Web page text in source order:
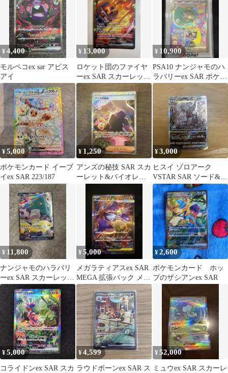
¥4,400
モルペコex sar アビス
アイ
¥ 13,000
ロケット団のファイヤ
ーex SAR スカーレット
&バイオレット 拡張パ
ック ロ…
¥ 10,900
PSA10 ナンジャモのハ
ラバリーex SAR ポケモ
ンカード
¥5,000
ポケモンカード イーブ
イex SAR 223/187
¥ 1,250
アンズの秘技 SAR スカ
ーレット&バイオレッ
ラスタル
¥3,000
ヒスイ ゾロアーク
VSTAR SAR ソード&シ
ールド ハイクラスパッ
ク VS…
¥ 11,800
ナンジャモのハラバリ
ーex SAR スカーレット
&バイオレット 拡張パ
ック バ…
¥5,000
メガラティアスex SAR
MEGA 拡張パック メガ
シンフォニア キラ 08…
¥2,600
ポケモンカード ホッ
プのザシアンex SAR
¥5,000
コライドンex SAR スカ
¥4,599
ラウドボーンex SAR ス
¥52,000
ミュウex SAR スカーレ